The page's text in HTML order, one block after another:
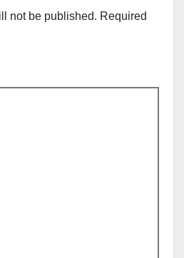
not be published. Required